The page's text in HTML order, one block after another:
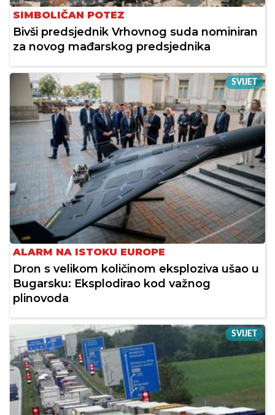
SIMBOLIČAN POTEZ
Bivši predsjednik Vrhovnog suda nominiran
za novog mađarskog predsjednika
SVIJET
ALARM NA ISTOKU EUROPE
Dron s velikom količinom eksploziva ušao u
Bugarsku: Eksplodirao kod važnog
plinovoda
SVIJET